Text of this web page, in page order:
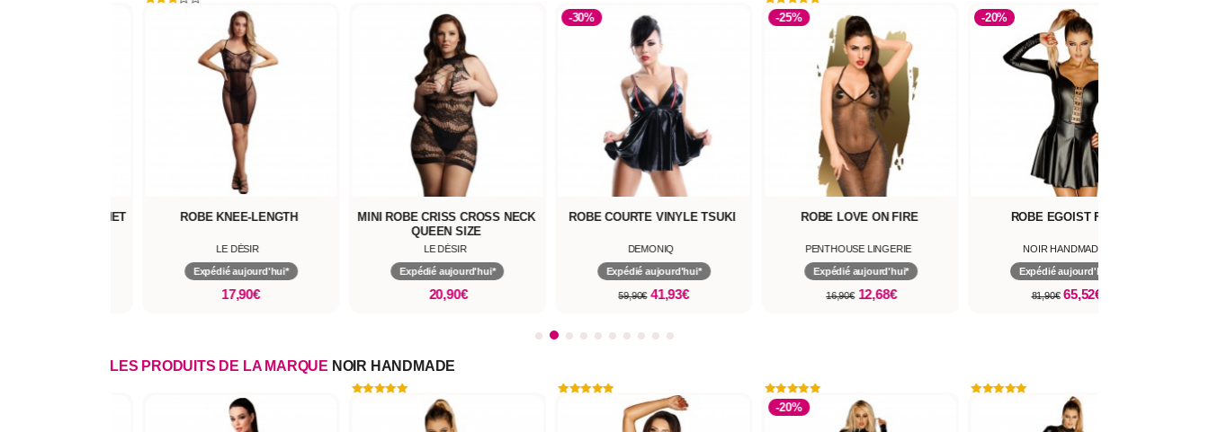
LACE NECK NET ROBE KNEE-LENGTH
LE DÉSIR
Expédié aujourd'hui*
17,90€
MINI ROBE CRISS CROSS NECK
QUEEN SIZE
LE DÉSIR
Expédié aujourd'hui*
20,90€
-30%
ROBE COURTE VINYLE TSUKI
DEMONIQ
Expédié aujourd'hui*
59,90€41,93€
-25%
ROBE LOVE ON FIRE
PENTHOUSE LINGERIE
Expédié aujourd'hui*
16,90€12,68€
-20%
ROBE EGOIST F124
NOIR HANDMADE
Expédié aujourd'hui*
81,90€65,52€
LES PRODUITS DE LA MARQUE NOIR HANDMADE
-20%